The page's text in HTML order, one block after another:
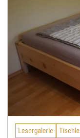
Lesergalerie